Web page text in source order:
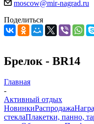
moscow@mir-nagrad.ru
Поделиться
Брелок - BR14
Главная
-
Активный отдых
НовинкиРаспродажа
стеклаПлакетки, панно,